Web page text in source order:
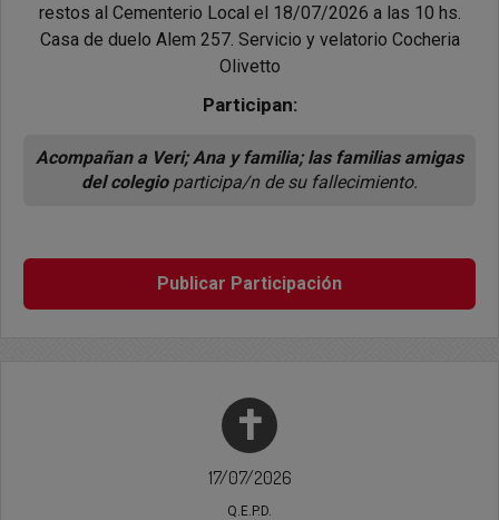
restos al Cementerio Local el 18/07/2026 a las 10 hs.
Casa de duelo Alem 257. Servicio y velatorio Cocheria
Olivetto
Participan:
Acompañan a Veri; Ana y familia; las familias amigas
del colegio participa/n de su fallecimiento.
Publicar Participación
✝
17/07/2026
Q.E.P.D.